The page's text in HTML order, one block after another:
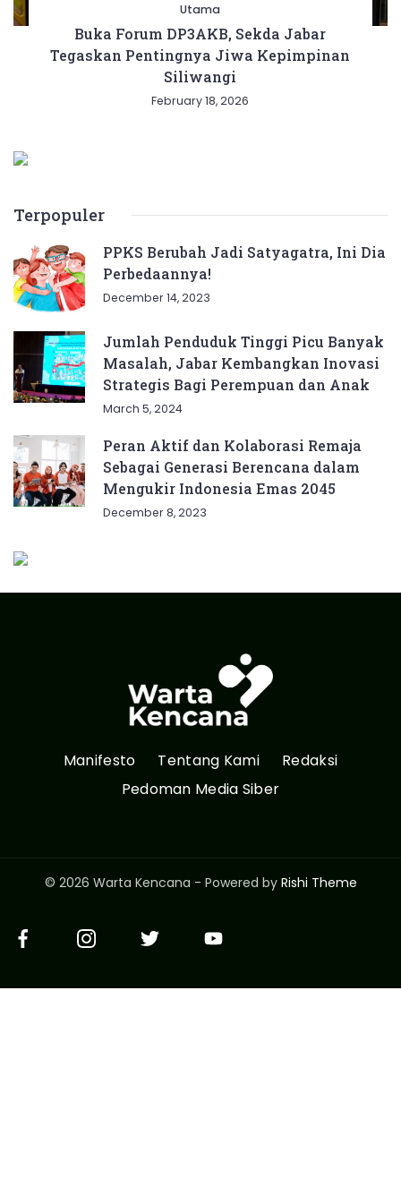
Utama
Buka Forum DP3AKB, Sekda Jabar
Tegaskan Pentingnya Jiwa Kepimpinan
Siliwangi
February 18, 2026
Terpopuler
PPKS Berubah Jadi Satyagatra, Ini Dia
Perbedaannya!
December 14, 2023
Jumlah Penduduk Tinggi Picu Banyak
Masalah, Jabar Kembangkan Inovasi
Strategis Bagi Perempuan dan Anak
March 5, 2024
Peran Aktif dan Kolaborasi Remaja
Sebagai Generasi Berencana dalam
Mengukir Indonesia Emas 2045
December 8, 2023
Manifesto Tentang Kami
Redaksi
Pedoman Media Siber
© 2026 Warta Kencana - Powered by Rishi Theme